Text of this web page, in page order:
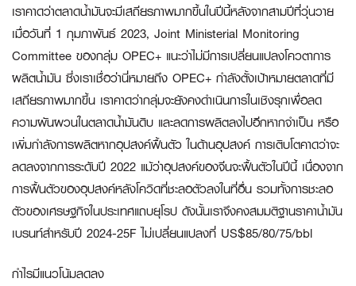
เราคาดว่าตลาดน้ำมันจะมีเสถียรภาพมากขึ้นในปีนี้หลังจากสามปีที่วุ่นวาย
เมื่อวันที่ 1 กุมภาพันธ์ 2023, Joint Ministerial Monitoring
Committee ของกลุ่ม OPEC+ แนะว่าไม่มีการเปลี่ยนแปลงโควตาการ
ผลิตน้ำมัน ซึ่งเราเชื่อว่านี่หมายถึง OPEC+ กำลังตั้งเป้าหมายตลาดที่มี
เสถียรภาพมากขึ้น เราคาดว่ากลุ่มจะยังคงดำเนินการในเชิงรุกเพื่อลด
ความผันผวนในตลาดน้ำมันดิบ และลดการผลิตลงไปอีกหากจำเป็น หรือ
เพิ่มกำลังการผลิตหากอุปสงค์ฟื้นตัว ในด้านอุปสงค์ การเติบโตคาดว่าจะ
ลดลงจากการระดับปี 2022 แม้ว่าอุปสงค์ของจีนจะฟื้นตัวในปีนี้ เนื่องจาก
การฟื้นตัวของอุปสงค์หลังโควิดที่ชะลอตัวลงในที่อื่น รวมทั้งการชะลอ
ตัวของเศรษฐกิจในประเทศแถบยุโรป ดังนั้นเราจึงคงสมมติฐานราคาน้ำมัน
เบรนท์สำหรับปี 2024-25F ไม่เปลี่ยนแปลงที่ US$85/80/75/bbl
กำไรมีแนวโน้มลดลง